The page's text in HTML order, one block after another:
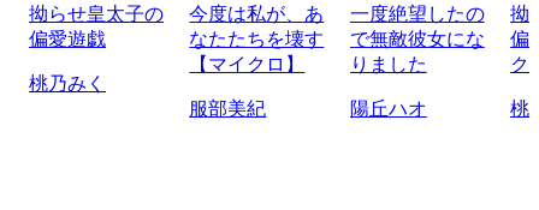
拗らせ皇太子の
偏愛遊戯
桃乃みく
今度は私が、あ
なたたちを壊す
【マイクロ】
服部美紀
一度絶望したの
で無敵彼女にな
りました
陽丘ハオ
拗
偏
ク
桃